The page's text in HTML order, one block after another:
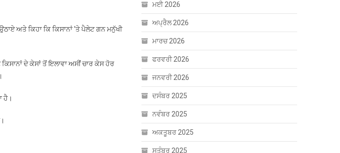
ਅਤੇ ਕਿਹਾ ਕਿ ਕਿਸਾਨਾਂ ‘ਤੇ ਪੈਲੇਟ ਗਨ ਮਨੁੱਖੀ
ਦੇ ਕੇਸਾਂ ਤੋਂ ਇਲਾਵਾ ਅਸੀਂ ਚਾਰ ਕੇਸ ਹੋਰ
ਹੈ।
ਮਈ 2026
ਅਪ੍ਰੈਲ 2026
ਮਾਰਚ 2026
ਫਰਵਰੀ 2026
ਜਨਵਰੀ 2026
ਦਸੰਬਰ 2025
ਨਵੰਬਰ 2025
ਅਕਤੂਬਰ 2025
ਸਤੰਬਰ 2025